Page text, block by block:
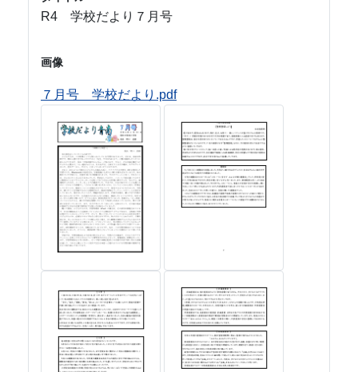
R4 学校だより７月号
画像
７月号 学校だより.pdf